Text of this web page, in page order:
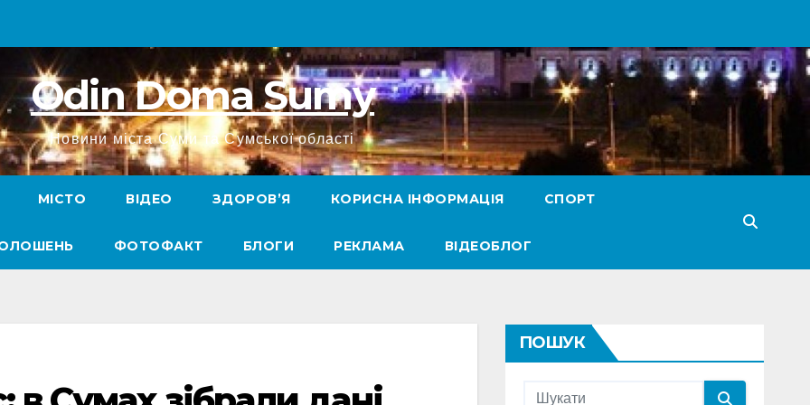
Odin Doma Sumy
Новини міста Суми та Сумської області
МІСТО ВІДЕО ЗДОРОВ’Я КОРИСНА ІНФОРМАЦІЯ СПОРТ
ФОТОФАКТ БЛОГИ РЕКЛАМА ВІДЕОБЛОГ
ПОШУК